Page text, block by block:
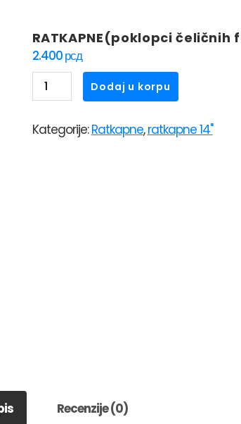
RATKAPNE(poklopci čeličnih
2.400рсд
RATKAPNE(poklopci
čeličnih
14"
Dodaj u korpu
Kategorije:Ratkapne,ratkapne 14"
Recenzije (0)